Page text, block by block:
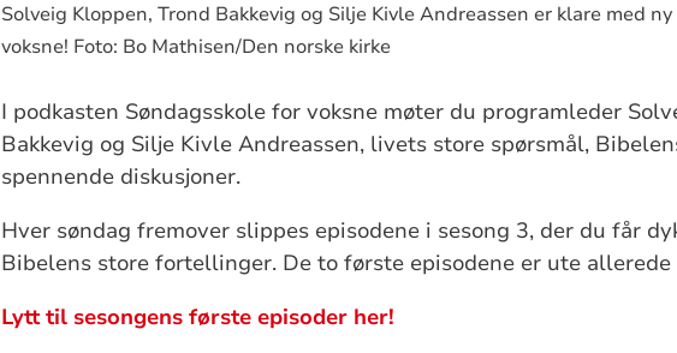
Solveig Kloppen, Trond Bakkevig og Silje Kivle Andreassen er klare med
voksne! Foto: Bo Mathisen/Den norske kirke
I podkasten Søndagsskole for voksne møter du programleder
Bakkevig og Silje Kivle Andreassen, livets store spørsmål,
spennende diskusjoner.
Hver søndag fremover slippes episodene i sesong 3, der du får
Bibelens store fortellinger. De to første episodene er ute allerede
Lytt til sesongens første episoder her!